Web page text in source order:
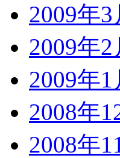
2009年3
2009年2
2009年1
2008年
2008年